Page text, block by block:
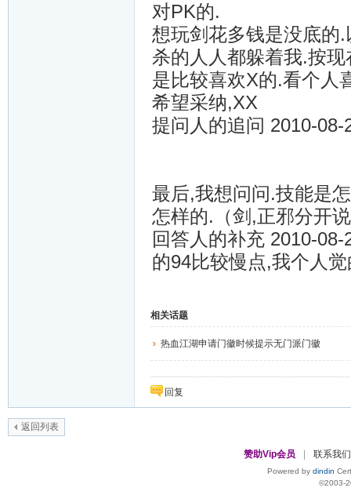
对PK的.
想玩剑花多钱是没底的
杀的人人都躲着我.按
是比较喜欢X的.看个人
希望采纳,XX
提问人的追问 2010-08-
最后,我想问问.技能是
怎样的.（剑,正邪分开
回答人的补充 2010-
的94比较慢点,我个人
相关话题
热血江湖申请门徽时候提示无门派门徽
回复
返回列表
赞助Vip会员 联系我们
Powered by dindin
©2003-